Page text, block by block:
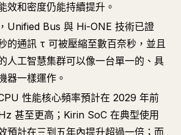
效和密度仍能持續提升。
Unified Bus 與 Hi-ONE 技術已證
的通訊 τ 可被壓縮至數百奈秒，並且
人工智慧集群可以像一台單一的、具
器一樣運作。
性能核心頻率預計在 2029 年前
甚至更高；Kirin SoC 在典型使用
預計在三到五年內提升超過一倍；而